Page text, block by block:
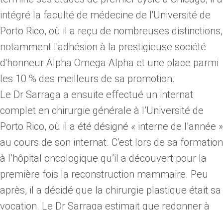
intégré la faculté de médecine de l'Université de
Porto Rico, où il a reçu de nombreuses distinctions,
notamment l'adhésion à la prestigieuse société
d'honneur Alpha Omega Alpha et une place parmi
les 10 % des meilleurs de sa promotion.
Le Dr Sarraga a ensuite effectué un internat
complet en chirurgie générale à l’Université de
Porto Rico, où il a été désigné « interne de l’année »
au cours de son internat. C’est lors de sa formation
à l’hôpital oncologique qu’il a découvert pour la
première fois la reconstruction mammaire. Peu
après, il a décidé que la chirurgie plastique était sa
vocation. Le Dr Sarraga estimait que redonner à